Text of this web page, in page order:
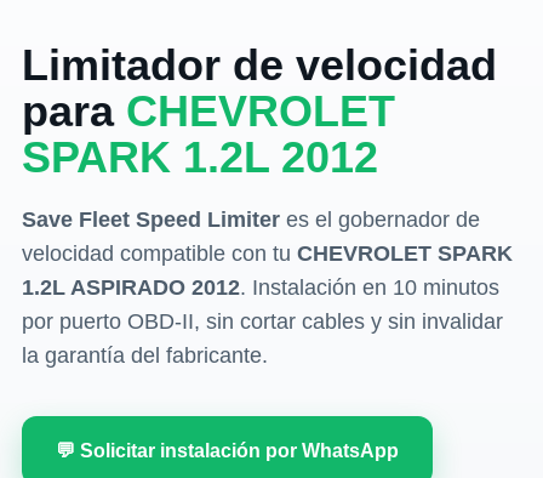
Limitador de velocidad
para CHEVROLET
SPARK 1.2L 2012
Save Fleet Speed Limiteres el gobernador de
velocidad compatible con tu CHEVROLET SPARK
1.2L ASPIRADO 2012. Instalación en 10 minutos
por puerto OBD-II, sin cortar cables y sin invalidar
la garantía del fabricante.
💬 Solicitar instalación por WhatsApp